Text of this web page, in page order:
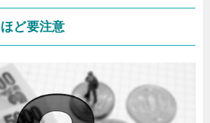
います。0円からFX！資金
！『お金がないとFXは始
か？』『ある程度の資金
ません。しかし！FXは、あ
全くお金をかけずに、0円か
稼ぐことができます。資
め...
ど要注意